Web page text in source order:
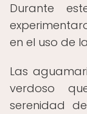
Durante
en el uso de
Las
verdoso
serenidad